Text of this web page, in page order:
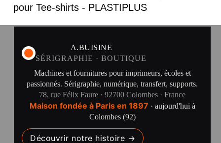
pour Tee-shirts - PLASTIPLUS
A.BUISINE
SÉRIGRAPHIE · BOUTIQUE
Machines et fournitures pour imprimeurs, écoles et
passionnés. Sérigraphie, numérique, transfert, supports.
78, rue Félix Faure · 92700 Colombes · France
Maison fondée à Paris en 1897 · aujourd'hui à
Colombes (92)
Découvrir notre histoire →